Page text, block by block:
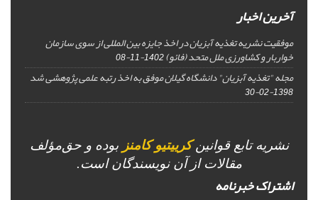
آخرین اخبار
موفقیت نشریه تغذیه آبزیان در اخذ جایزه بین المللی از سوی سازمان
خواربار و کشاورزی ملل متحد (فائو)1402-11-08
مجله "تغذیه آبزیان" دانشگاه گیلان موفق به اخذ رتبه علمی پژوهشی شد
1398-02-30
نشریه تابع قوانینکرییتیو کامنز بوده و حق‌مؤلف
مقالات از آن نویسندگان است.
اشتراک خبرنامه